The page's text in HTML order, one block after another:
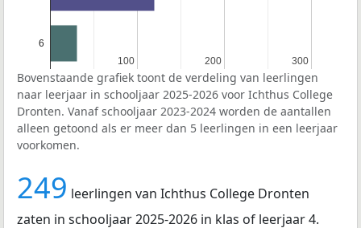
100
100 200
200 300
300
6
Bovenstaande grafiek toont de verdeling van leerlingen
naar leerjaar in schooljaar 2025-2026 voor Ichthus College
Dronten. Vanaf schooljaar 2023-2024 worden de aantallen
alleen getoond als er meer dan 5 leerlingen in een leerjaar
voorkomen.
249 leerlingen van Ichthus College Dronten
zaten in schooljaar 2025-2026 in klas of leerjaar 4.